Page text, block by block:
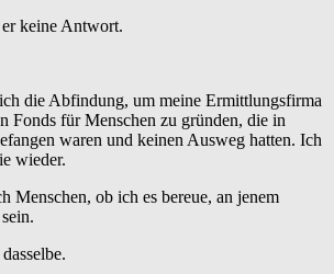
keine Antwort.
die Abfindung, um meine Ermittlungsfirma
Fonds für Menschen zu gründen, die in
waren und keinen Ausweg hatten. Ich
wieder.
Menschen, ob ich es bereue, an jenem